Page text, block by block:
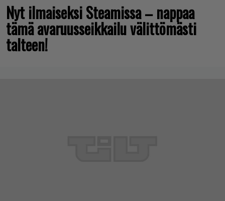
Nyt ilmaiseksi Steamissa – nappaa
tämä avaruusseikkailu välittömästi
talteen!